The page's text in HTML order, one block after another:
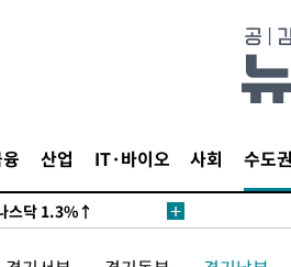
산업 IT·바이오 사회 수도권
스닥 1.3%↑
스닥 1.3%↑